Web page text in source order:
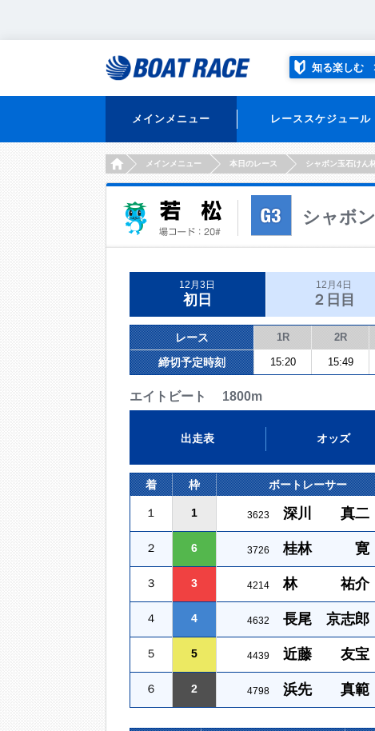
知る楽しむ
メインメニュー レーススケジュール
HOMEメインメニュー 本日のレース シャボン玉石けん
シャボ
12月3日
初日
12月4日
２日目
レース 1R 2R
締切予定時刻 15:20 15:49
エイトビート 1800m
出走表 オッズ
着 枠 ボートレーサー
１ 1 3623 深川 真二
２ 6 3726 桂林 寛
３ 3 4214 林 祐介
４ 4 4632 長尾 京志郎
５ 5 4439 近藤 友宝
６ 2 4798 浜先 真範